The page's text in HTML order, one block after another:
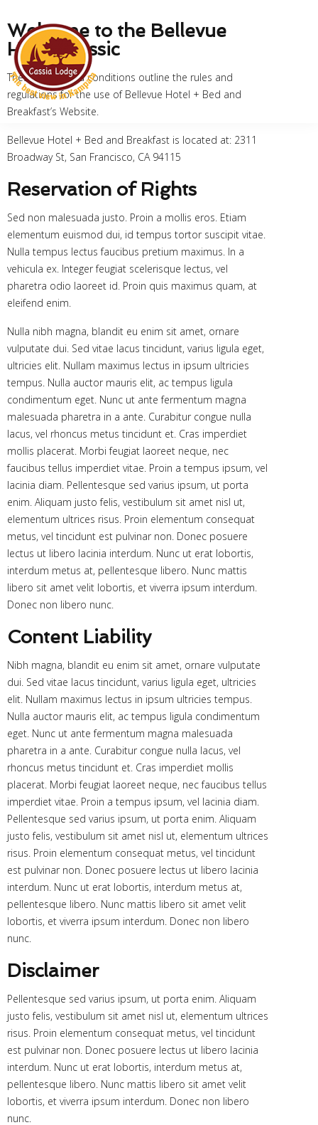
Welcome to the Bellevue
Hotel Classic
These terms and conditions outline the rules and
regulations for the use of Bellevue Hotel + Bed and
Breakfast’s Website.
Bellevue Hotel + Bed and Breakfast is located at: 2311
Broadway St, San Francisco, CA 94115
Reservation of Rights
Sed non malesuada justo. Proin a mollis eros. Etiam
elementum euismod dui, id tempus tortor suscipit vitae.
Nulla tempus lectus faucibus pretium maximus. In a
vehicula ex. Integer feugiat scelerisque lectus, vel
pharetra odio laoreet id. Proin quis maximus quam, at
eleifend enim.
Nulla nibh magna, blandit eu enim sit amet, ornare
vulputate dui. Sed vitae lacus tincidunt, varius ligula eget,
ultricies elit. Nullam maximus lectus in ipsum ultricies
tempus. Nulla auctor mauris elit, ac tempus ligula
condimentum eget. Nunc ut ante fermentum magna
malesuada pharetra in a ante. Curabitur congue nulla
lacus, vel rhoncus metus tincidunt et. Cras imperdiet
mollis placerat. Morbi feugiat laoreet neque, nec
faucibus tellus imperdiet vitae. Proin a tempus ipsum, vel
lacinia diam. Pellentesque sed varius ipsum, ut porta
enim. Aliquam justo felis, vestibulum sit amet nisl ut,
elementum ultrices risus. Proin elementum consequat
metus, vel tincidunt est pulvinar non. Donec posuere
lectus ut libero lacinia interdum. Nunc ut erat lobortis,
interdum metus at, pellentesque libero. Nunc mattis
libero sit amet velit lobortis, et viverra ipsum interdum.
Donec non libero nunc.
Content Liability
Nibh magna, blandit eu enim sit amet, ornare vulputate
dui. Sed vitae lacus tincidunt, varius ligula eget, ultricies
elit. Nullam maximus lectus in ipsum ultricies tempus.
Nulla auctor mauris elit, ac tempus ligula condimentum
eget. Nunc ut ante fermentum magna malesuada
pharetra in a ante. Curabitur congue nulla lacus, vel
rhoncus metus tincidunt et. Cras imperdiet mollis
placerat. Morbi feugiat laoreet neque, nec faucibus tellus
imperdiet vitae. Proin a tempus ipsum, vel lacinia diam.
Pellentesque sed varius ipsum, ut porta enim. Aliquam
justo felis, vestibulum sit amet nisl ut, elementum ultrices
risus. Proin elementum consequat metus, vel tincidunt
est pulvinar non. Donec posuere lectus ut libero lacinia
interdum. Nunc ut erat lobortis, interdum metus at,
pellentesque libero. Nunc mattis libero sit amet velit
lobortis, et viverra ipsum interdum. Donec non libero
nunc.
Disclaimer
Pellentesque sed varius ipsum, ut porta enim. Aliquam
justo felis, vestibulum sit amet nisl ut, elementum ultrices
risus. Proin elementum consequat metus, vel tincidunt
est pulvinar non. Donec posuere lectus ut libero lacinia
interdum. Nunc ut erat lobortis, interdum metus at,
pellentesque libero. Nunc mattis libero sit amet velit
lobortis, et viverra ipsum interdum. Donec non libero
nunc.